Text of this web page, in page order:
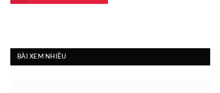
BÀI XEM NHIỀU